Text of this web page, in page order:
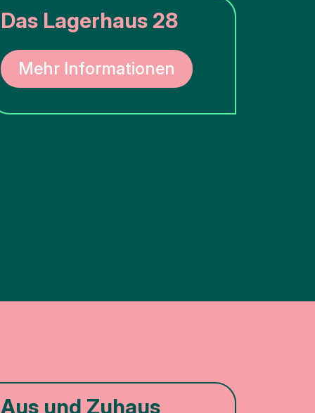
Das Lagerhaus 28
Mehr Informationen
Aus und Zuhaus